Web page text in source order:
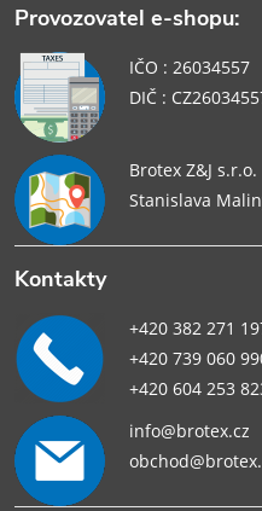
Provozovatel e-shopu:
IČO : 26034557
DIČ :
Brotex Z&J s.r.o.
Stanislava
Kontakty
+420 382 271
+420 739 060
+420 604 253
info@brotex.cz